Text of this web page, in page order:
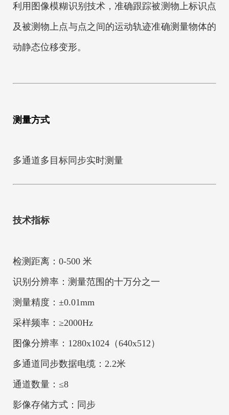
利用图像模糊识别技术，准确跟踪被测物上标识点
及被测物上点与点之间的运动轨迹准确测量物体的
动静态位移变形。
测量方式
多通道多目标同步实时测量
技术指标
检测距离：0-500 米
识别分辨率：测量范围的十万分之一
测量精度：±0.01mm
采样频率：≥2000Hz
图像分辨率：1280x1024（640x512）
多通道同步数据电缆：2.2米
通道数量：≤8
影像存储方式：同步